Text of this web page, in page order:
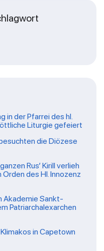
in der Pfarrei des hl.
Liturgie gefeiert
die Diözese
Rus’ Kirill verlieh
des Hl. Innozenz
Akademie Sankt-
Patriarchalexarchen
in Capetown